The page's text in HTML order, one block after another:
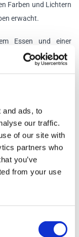
and ads, to
our traffic.
of our site with
partners who
you’ve
from your use
Farben und Lichtern
erwacht.
Essen und einer
für ein wirklich